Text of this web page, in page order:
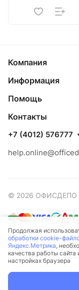
Компания
Информация
Помощь
Контакты
+7 (4012) 576777
© 2026 ОФИСДЕПО
Разработано в
Продолжая
обработки cookie-
Яндекс.Метрика,
качества работы
настройках браузера